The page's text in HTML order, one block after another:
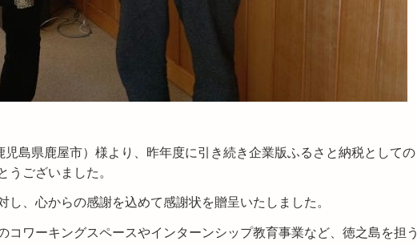
島県鹿屋市）様より、昨年度に引き続き企業版ふるさと納税としての
うございました。
し、心からの感謝を込めて感謝状を贈呈いたしました。
コワーキングスペースやインターンシップ教育事業など、徳之島を担う